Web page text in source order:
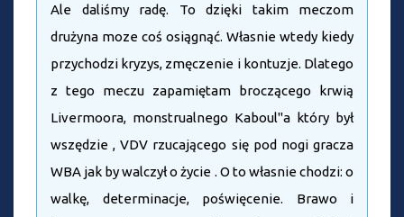
Ale daliśmy radę. To dzięki takim meczom
drużyna moze coś osiągnąć. Własnie wtedy kiedy
przychodzi kryzys, zmęczenie i kontuzje. Dlatego
z tego meczu zapamiętam broczącego krwią
Livermoora, monstrualnego Kaboul"a który był
wszędzie , VDV rzucającego się pod nogi gracza
WBA jak by walczył o życie . O to własnie chodzi: o
walkę, determinacje, poświęcenie. Brawo i